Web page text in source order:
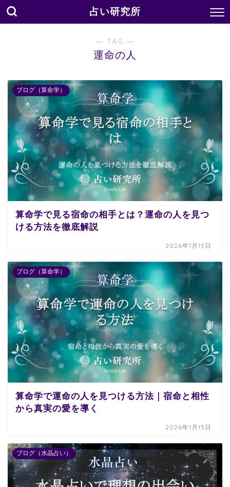
占い研究所
― TAG ―
運命の人
ブログ（算命学）
算命学で見る宿命の相手とは？運命の人を見つ
ける方法を徹底解説
2026年1月15日
ブログ（算命学）
算命学で運命の人を見つける方法｜宿命と相性
から真実の愛を導く
2026年1月15日
ブログ（水晶占い）